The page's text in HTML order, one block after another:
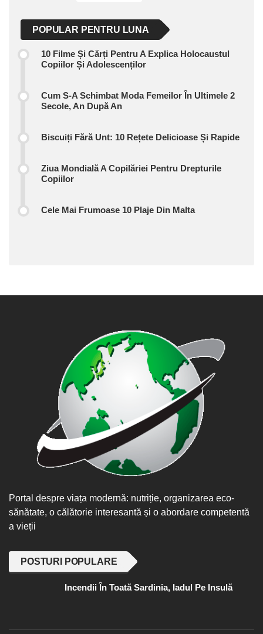
POPULAR PENTRU LUNA
10 Filme Și Cărți Pentru A Explica Holocaustul
Copiilor Și Adolescenților
Cum S-A Schimbat Moda Femeilor În Ultimele 2
Secole, An După An
Biscuiți Fără Unt: 10 Rețete Delicioase Și Rapide
Ziua Mondială A Copilăriei Pentru Drepturile
Copiilor
Cele Mai Frumoase 10 Plaje Din Malta
Portal despre viața modernă: nutriție, organizarea eco-
sănătate, o călătorie interesantă și o abordare competentă
a vieții
POSTURI POPULARE
Incendii În Toată Sardinia, Iadul Pe Insulă